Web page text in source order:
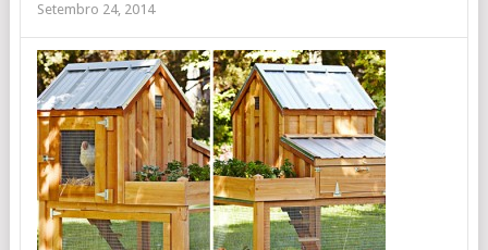
Setembro 24, 2014